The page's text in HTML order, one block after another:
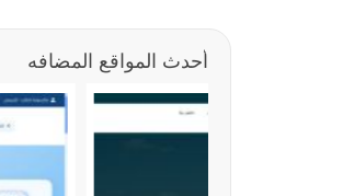
أحدث المواقع المضافه